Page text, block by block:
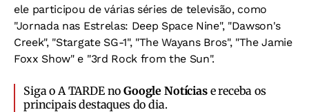
ele participou de várias séries de televisão, como
"Jornada nas Estrelas: Deep Space Nine", "Dawson's
Creek", "Stargate SG-1", "The Wayans Bros", "The Jamie
Foxx Show" e "3rd Rock from the Sun".
Siga o A TARDE noGoogle Notíciase receba os
principais destaques do dia.